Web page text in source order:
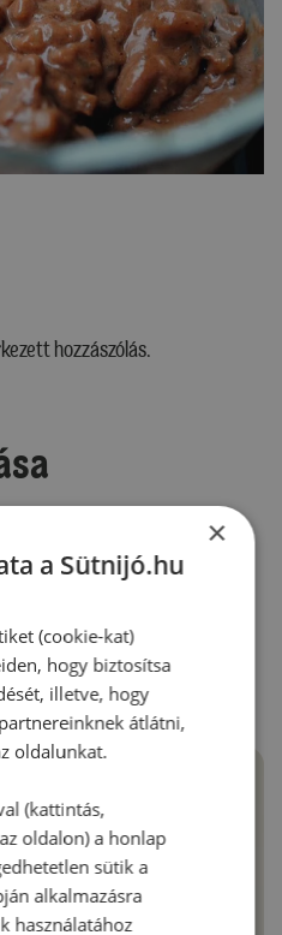
hozzászólás.
×
a Sütnijó.hu
(cookie-kat)
hogy biztosítsa
illetve, hogy
átlátni,
oldalunkat.
(kattintás,
oldalon) a honlap
sütik a
alkalmazásra
használatához